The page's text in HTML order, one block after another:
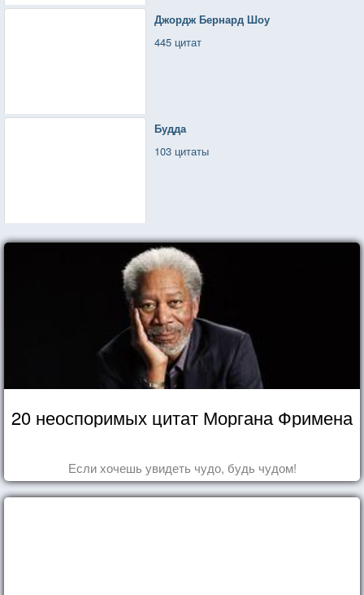
Джордж Бернард Шоу
445 цитат
Будда
103 цитаты
20 неоспоримых цитат Моргана Фримена
Если хочешь увидеть чудо, будь чудом!